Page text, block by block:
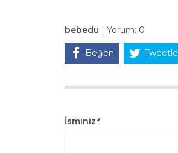
bebedu | Yorum: 0
Beğen Tweetle
İsminiz*